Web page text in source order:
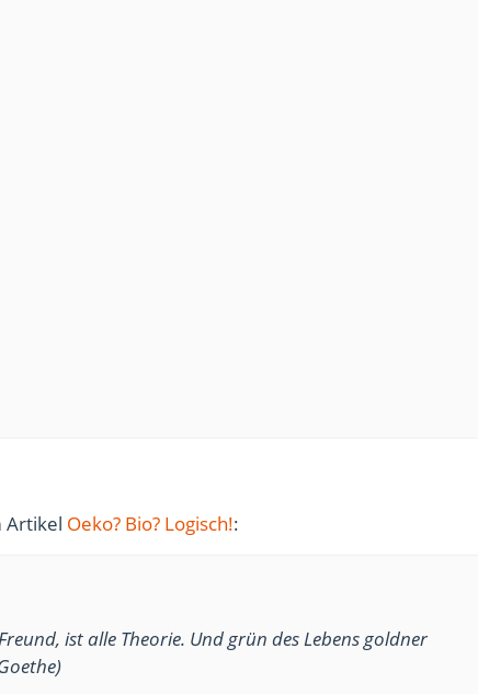
Artikel Oeko? Bio? Logisch!:
ist alle Theorie. Und grün des Lebens goldner